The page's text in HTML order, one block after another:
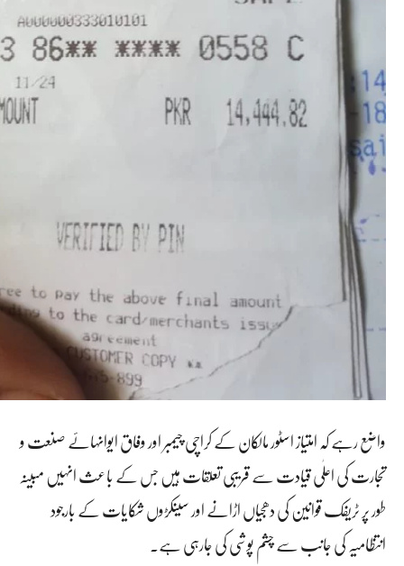
واضع رہے کہ امتیاز اسٹور مالکان کے کراچی چیمبر اور وفاق ایوانہائے صنعت و
تجارت کی اعلٰی قیادت سے قریبی تعلقات ہیں جس کے باعث انہیں مبینہ
طور پر ٹریفک قوانین کی دھجیاں اڑانے اور سینکڑوں شکایات کے بارجود
انتظامیہ کی جانب سے چشم پوشی کی جارہی ہے۔